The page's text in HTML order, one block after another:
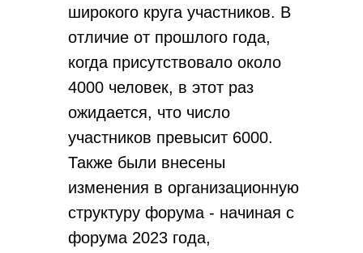
широкого круга участников. В
отличие от прошлого года,
когда присутствовало около
4000 человек, в этот раз
ожидается, что число
участников превысит 6000.
Также были внесены
изменения в организационную
структуру форума - начиная с
форума 2023 года,